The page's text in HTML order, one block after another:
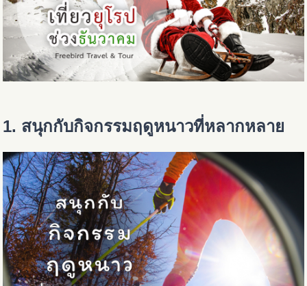
1. สนุกกับกิจกรรมฤดูหนาวที่หลากหลาย